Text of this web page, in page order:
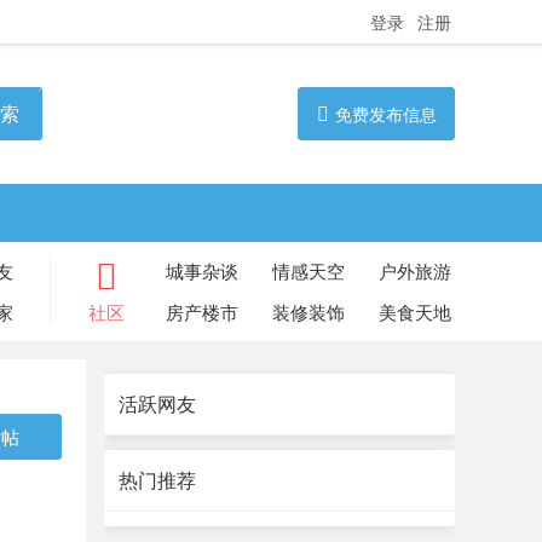
登录 注册
免费发布信息
社区
城事杂谈 情感天空
户外旅游
房产楼市
装修装饰 美食天地
活跃网友
热门推荐